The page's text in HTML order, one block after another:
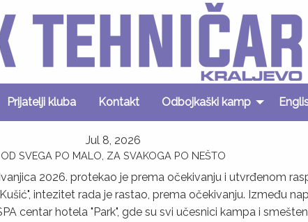
Prijatelji kluba Kontakt Odbojkaški kamp
Jul 8, 2026
OD SVEGA PO MALO, ZA SVAKOGA PO NEŠTO
2026. protekao je prema očekivanju i utvrđenom
intezitet rada je rastao, prema očekivanju. Između
centar hotela "Park", gde su svi učesnici kampa i